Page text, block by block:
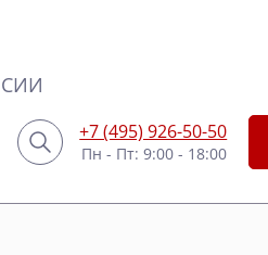
+7 (495) 926-50-50
Пн - Пт: 9:00 - 18:00